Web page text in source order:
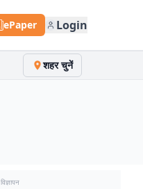
ePaper Login
शहर चुनें
विज्ञापन